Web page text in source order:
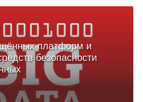
платформ и
безопасности